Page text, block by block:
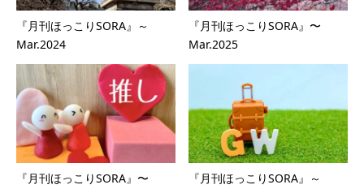
『月刊ほっこりSORA』～
Mar.2024
『月刊ほっこりSORA』〜
Mar.2025
『月刊ほっこりSORA』〜
『月刊ほっこりSORA』～